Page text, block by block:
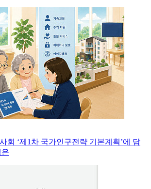
회 ‘제1차 국가인구전략 기본계획’에 담